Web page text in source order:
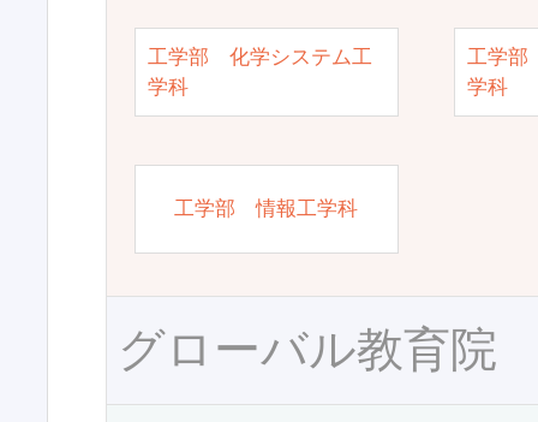
工学部 化学システム工
学科
工学部
学科
工学部 情報工学科
グローバル教育院